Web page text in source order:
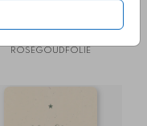
ROSÉGOUDFOLIE